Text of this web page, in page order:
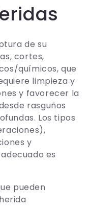
de su
cortes,
químicos, que
limpieza y
y favorecer la
rasguños
Los tipos
y
es
pueden